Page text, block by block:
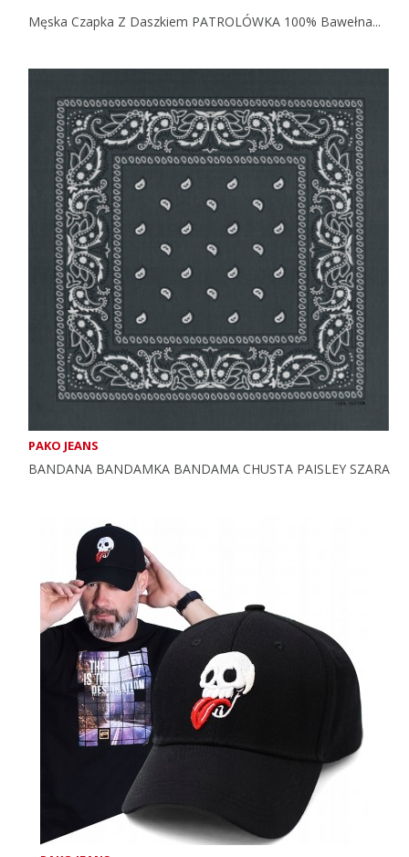
Męska Czapka Z Daszkiem PATROLÓWKA 100% Bawełna...
PAKO JEANS
BANDANA BANDAMKA BANDAMA CHUSTA PAISLEY SZARA